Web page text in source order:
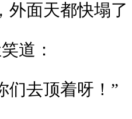
外面天都快塌
道：
们去顶着呀！”